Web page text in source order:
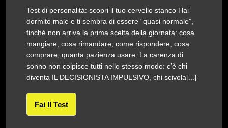
Test di personalità: scopri il tuo cervello stanco Hai
dormito male e ti sembra di essere “quasi normale”,
finché non arriva la prima scelta della giornata: cosa
mangiare, cosa rimandare, come rispondere, cosa
comprare, quanta pazienza usare. La carenza di
sonno non colpisce tutti nello stesso modo: c’è chi
diventa IL DECISIONISTA IMPULSIVO, chi scivola[...]
Fai Il Test